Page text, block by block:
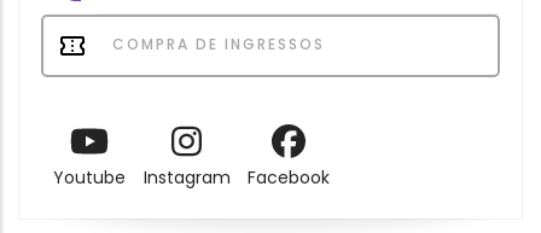
COMPRA DE INGRESSOS
Youtube Instagram Facebook